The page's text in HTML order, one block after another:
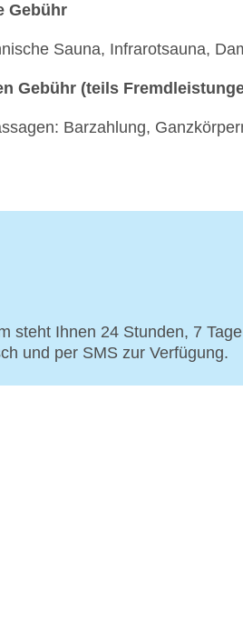
Gebühr
Sauna, Infrarotsauna,
Gebühr (teils
Barzahlung,
steht Ihnen 24 Stunden, 7
und per SMS zur Verfügung.